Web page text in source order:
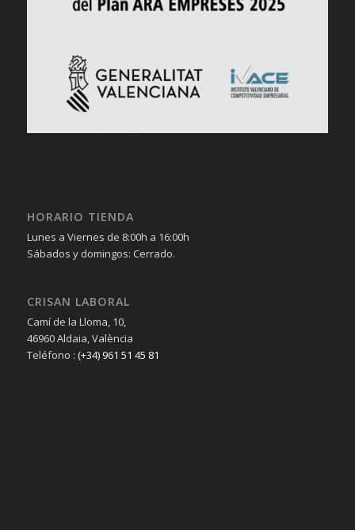
HORARIO TIENDA
Lunes a Viernes de 8:00h a 16:00h
Sábados y domingos: Cerrado.
CRISAN LABORAL
Camí de la Lloma, 10,
46960 Aldaia, València
Teléfono : (+34) 961 51 45 81